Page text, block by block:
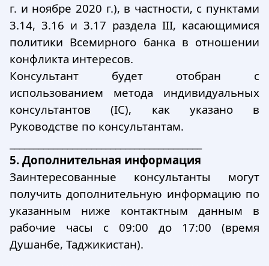
г. и ноябре 2020 г.), в частности, с пунктами
3.14, 3.16 и 3.17 раздела III, касающимися
политики Всемирного банка в отношении
конфликта интересов.
Консультант будет отобран с
использованием метода индивидуальных
консультантов (IC), как указано в
Руководстве по консультантам.
5. Дополнительная информация
Заинтересованные консультанты могут
получить дополнительную информацию по
указанным ниже контактным данным в
рабочие часы с 09:00 до 17:00 (время
Душанбе, Таджикистан).